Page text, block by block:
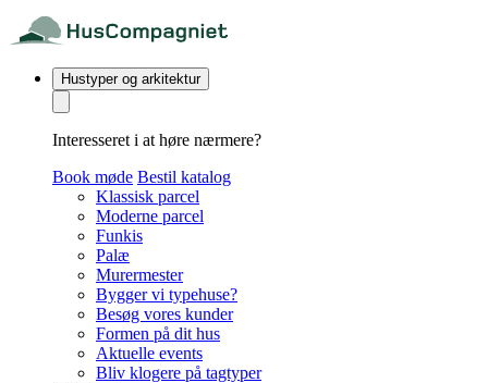
Hustyper og arkitektur
Interesseret i at høre nærmere?
Book møde Bestil katalog
Klassisk parcel
Moderne parcel
Funkis
Palæ
Murermester
Bygger vi typehuse?
Besøg vores kunder
Formen på dit hus
Aktuelle events
Bliv klogere på tagtyper